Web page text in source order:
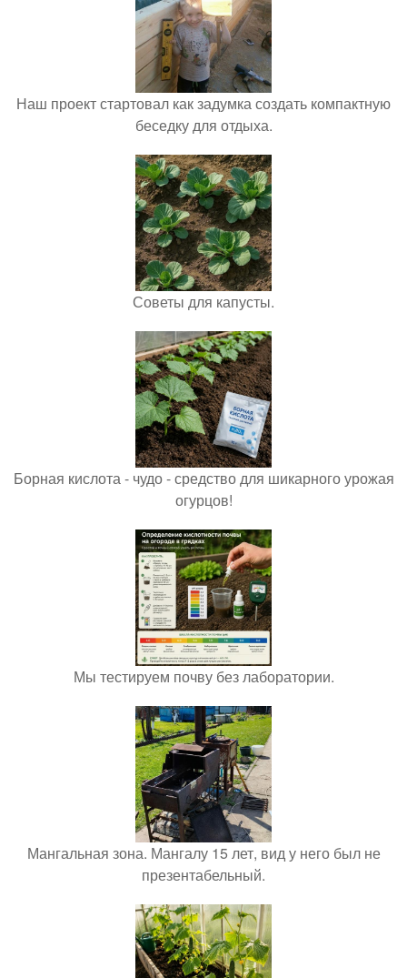
Наш проект стартовал как задумка создать компактную
беседку для отдыха.
Советы для капусты.
Борная кислота - чудо - средство для шикарного урожая
огурцов!
Мы тестируем почву без лаборатории.
Мангальная зона. Мангалу 15 лет, вид у него был не
презентабельный.